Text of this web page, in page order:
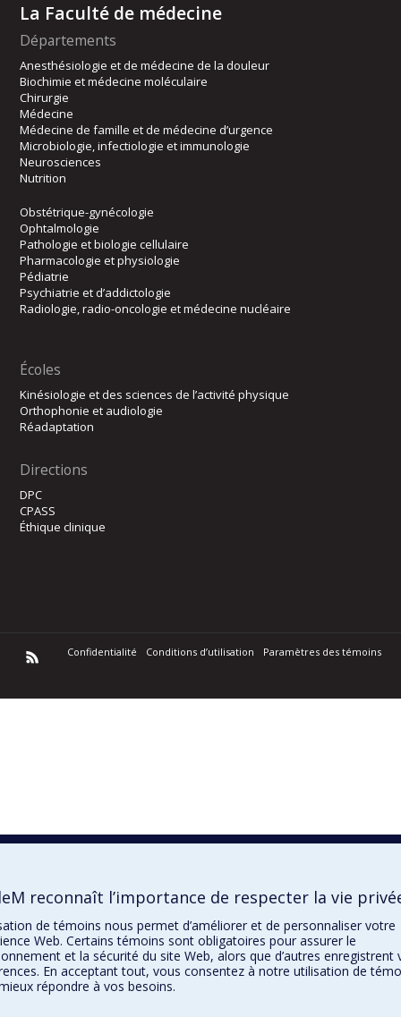
La Faculté de médecine
Départements
Anesthésiologie et de médecine de la douleur
Biochimie et médecine moléculaire
Chirurgie
Médecine
Médecine de famille et de médecine d’urgence
Microbiologie, infectiologie et immunologie
Neurosciences
Nutrition
Obstétrique-gynécologie
Ophtalmologie
Pathologie et biologie cellulaire
Pharmacologie et physiologie
Pédiatrie
Psychiatrie et d’addictologie
Radiologie, radio-oncologie et médecine nucléaire
Écoles
Kinésiologie et des sciences de l’activité physique
Orthophonie et audiologie
Réadaptation
Directions
DPC
CPASS
Éthique clinique
Confidentialité Conditions d’utilisation Paramètres des témoins
reconnaît l’importance de respecter la vie
de témoins nous permet d’améliorer et de personnaliser votre
Web. Certains témoins sont obligatoires pour assurer le
et la sécurité du site Web, alors que d’autres enregistrent
En acceptant tout, vous consentez à notre utilisation de
répondre à vos besoins.